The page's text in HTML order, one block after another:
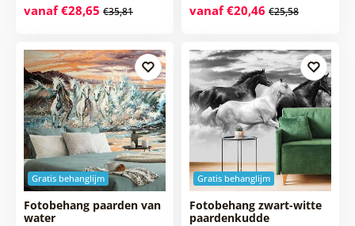
vanaf €28,65 €35,81 vanaf €20,46 €25,58
Gratis behanglijm
Fotobehang paarden van
water
Gratis behanglijm
Fotobehang zwart-witte
paardenkudde